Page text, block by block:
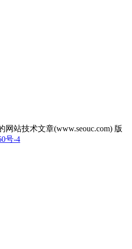
网站技术文章(www.seouc.com) 版
号-4